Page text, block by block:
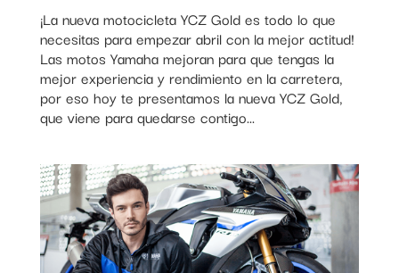
¡La nueva motocicleta YCZ Gold es todo lo que
necesitas para empezar abril con la mejor actitud!
Las motos Yamaha mejoran para que tengas la
mejor experiencia y rendimiento en la carretera,
por eso hoy te presentamos la nueva YCZ Gold,
que viene para quedarse contigo...